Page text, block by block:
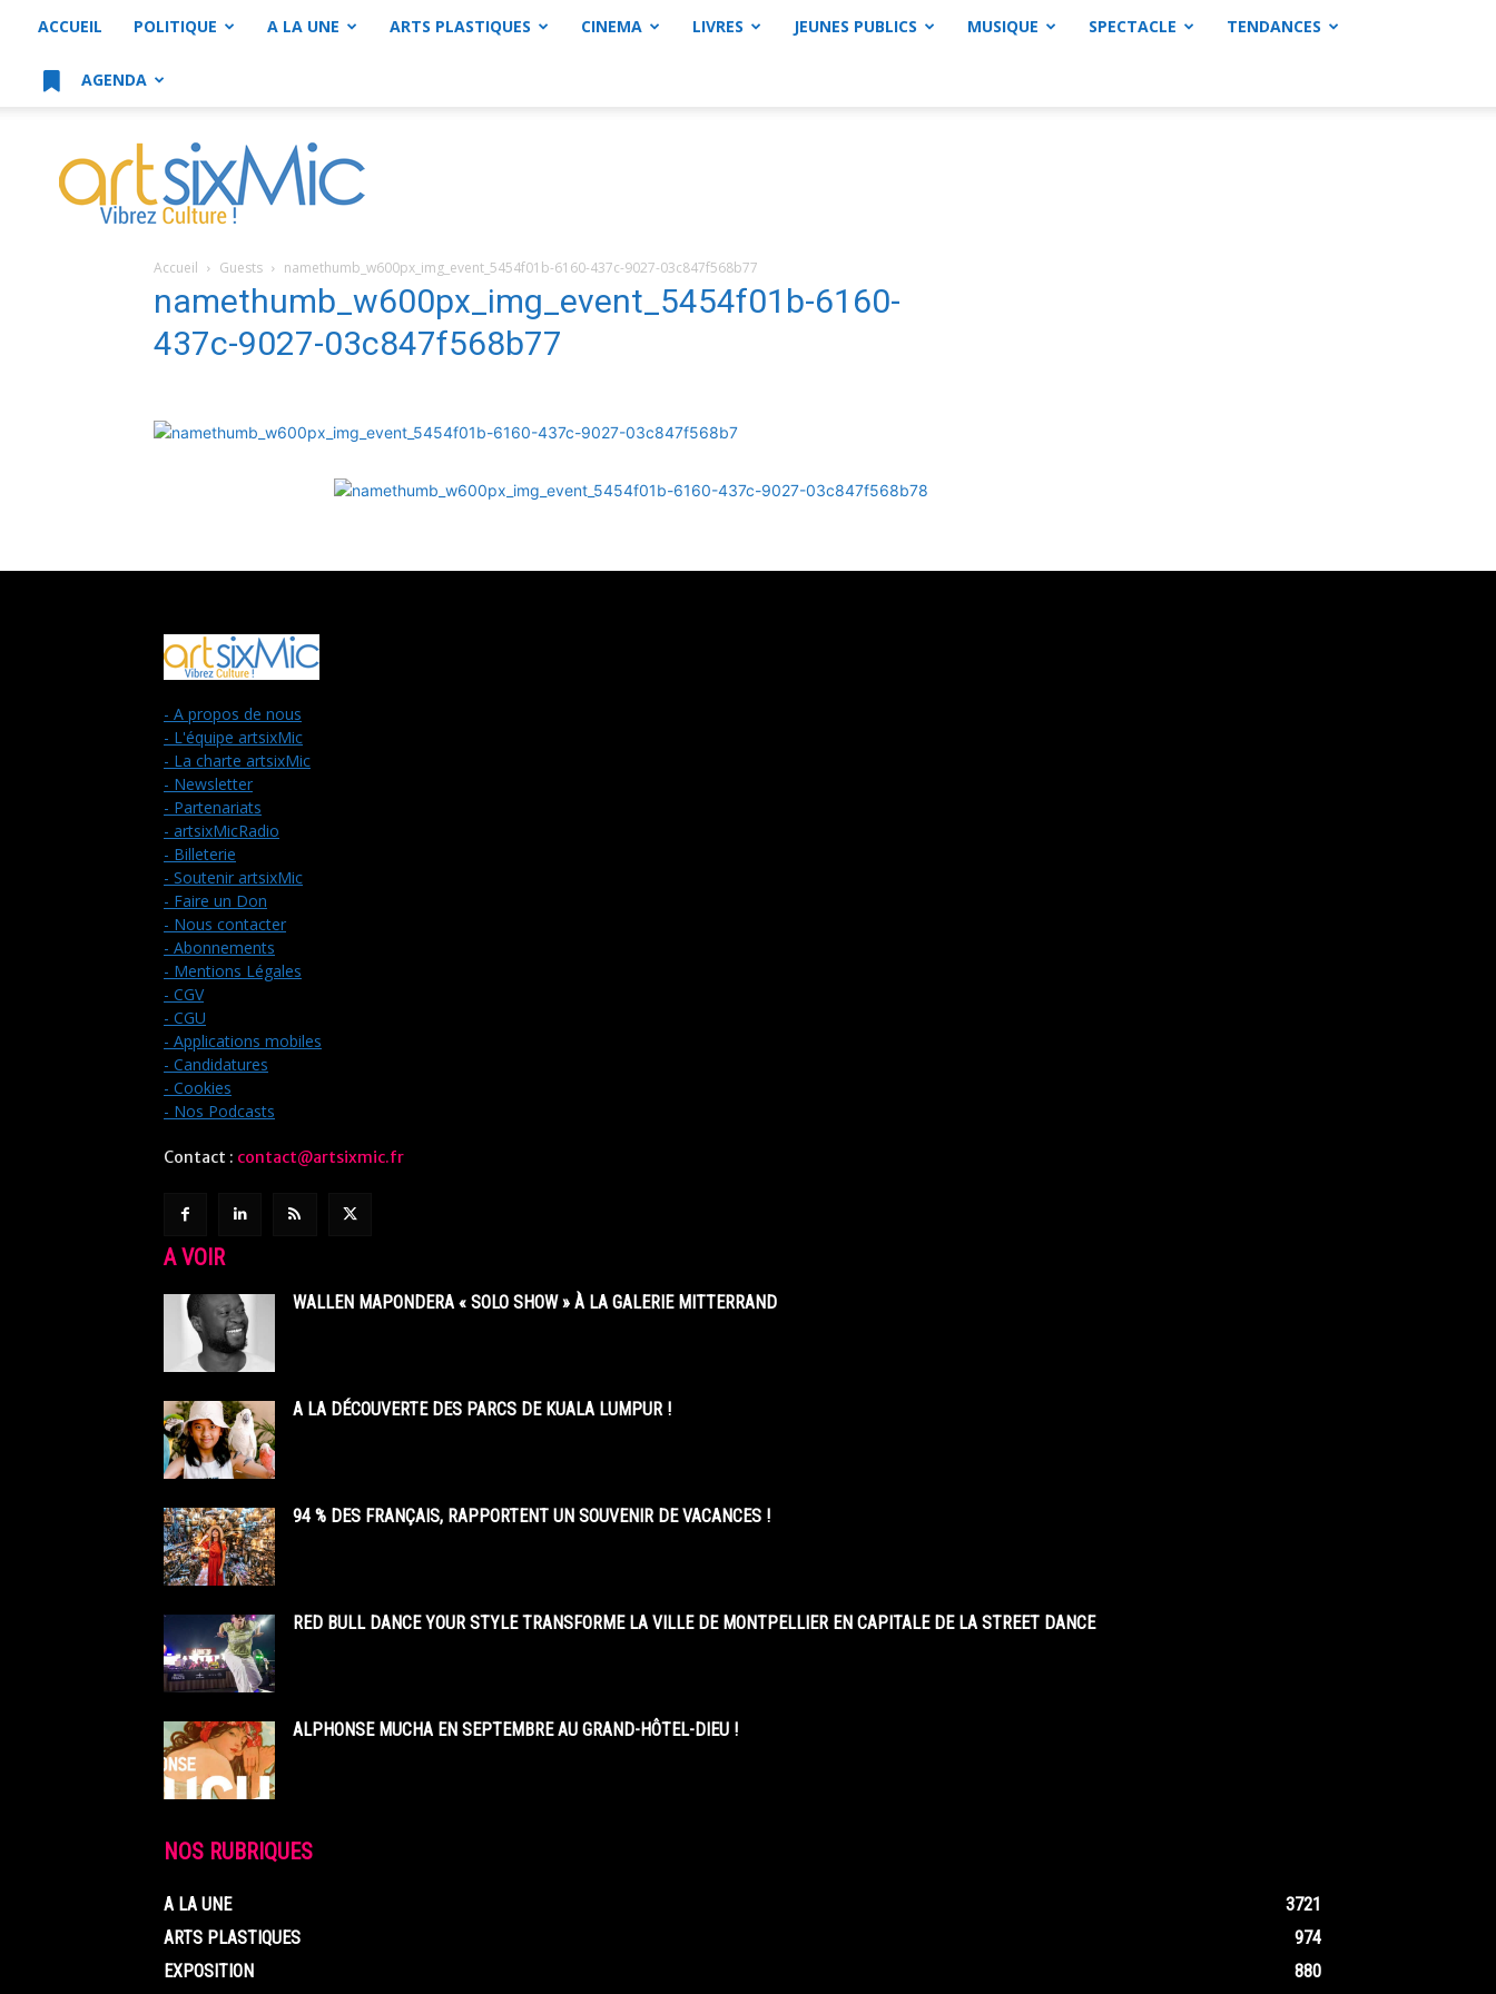
ACCUEIL POLITIQUE A LA UNE ARTS PLASTIQUES CINEMA LIVRES JEUNES PUBLICS MUSIQUE SPECTACLE TENDANCES
AGENDA
artsixMic
Accueil Guests namethumb_w600px_img_event_5454f01b-6160-437c-9027-03c847f568b77
namethumb_w600px_img_event_5454f01b-6160-
437c-9027-03c847f568b77
- A propos de nous
- L'équipe artsixMic
- La charte artsixMic
- Newsletter
- Partenariats
- artsixMicRadio
- Billeterie
- Soutenir artsixMic
- Faire un Don
- Nous contacter
- Abonnements
- Mentions Légales
- CGV
- CGU
- Applications mobiles
- Candidatures
- Cookies
- Nos Podcasts
Contact : contact@artsixmic.fr
A VOIR
WALLEN MAPONDERA « SOLO SHOW » À LA GALERIE MITTERRAND
A LA DÉCOUVERTE DES PARCS DE KUALA LUMPUR !
94 % DES FRANÇAIS, RAPPORTENT UN SOUVENIR DE VACANCES !
RED BULL DANCE YOUR STYLE TRANSFORME LA VILLE DE MONTPELLIER EN CAPITALE DE LA STREET DANCE
ALPHONSE MUCHA EN SEPTEMBRE AU GRAND-HÔTEL-DIEU !
NOS RUBRIQUES
A LA UNE
3721
ARTS PLASTIQUES
974
EXPOSITION
880